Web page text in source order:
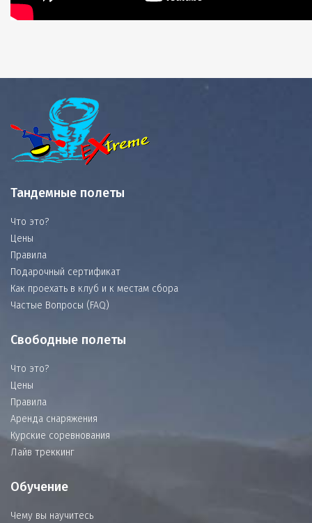
Тандемные полеты
Что это?
Цены
Правила
Подарочный сертификат
Как проехать в клуб и к местам сбора
Частые Вопросы (FAQ)
Свободные полеты
Что это?
Цены
Правила
Аренда снаряжения
Курские соревнования
Лайв треккинг
Обучение
Чему вы научитесь